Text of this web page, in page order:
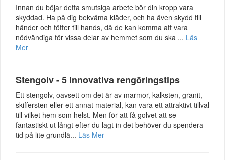
Innan du böjar detta smutsiga arbete bör din kropp vara
skyddad. Ha på dig bekväma kläder, och ha även skydd till
händer och fötter till hands, då de kan komma att vara
nödvändiga för vissa delar av hemmet som du ska ... Läs
Mer
Stengolv - 5 innovativa rengöringstips
Ett stengolv, oavsett om det är av marmor, kalksten, granit,
skiffersten eller ett annat material, kan vara ett attraktivt tillval
till vilket hem som helst. Men för att få golvet att se
fantastiskt ut långt efter du lagt in det behöver du spendera
tid på lite grundlä... Läs Mer